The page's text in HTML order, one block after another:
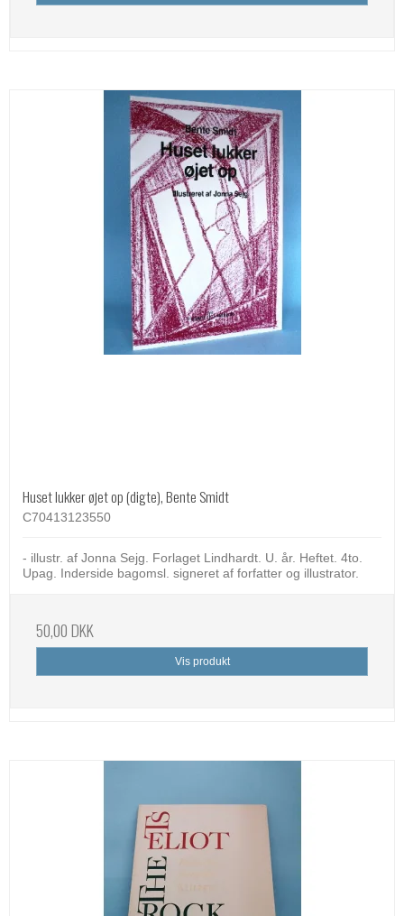
Huset lukker øjet op (digte), Bente Smidt
C70413123550
- illustr. af Jonna Sejg. Forlaget Lindhardt. U. år. Heftet. 4to.
Upag. Inderside bagomsl. signeret af forfatter og illustrator.
50,00 DKK
Vis produkt